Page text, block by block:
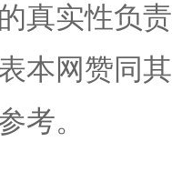
真实性负
本网赞同
考。